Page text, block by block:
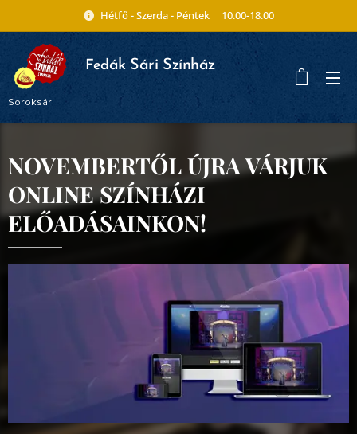
Hétfő - Szerda - Péntek 10.00-18.00
Fedák Sári Színház
Soroksár
NOVEMBERTŐL ÚJRA VÁRJUK
ONLINE SZÍNHÁZI
ELŐADÁSAINKON!